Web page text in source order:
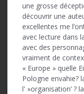
une grosse
découvrir une
excellentes me
avec lecture dans
avec des
vraiment de
« Europe » quelle
Pologne envahie?
l' »organisation’ ?